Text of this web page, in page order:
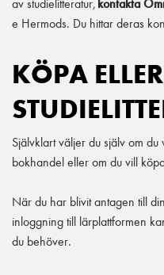
av studielitteratur, kontakta
e Hermods. Du hittar deras
KÖPA
Självklart väljer du själv om
bokhandel eller om du vill
När du har blivit antagen till
inloggning till lärplattformen
du behöver.